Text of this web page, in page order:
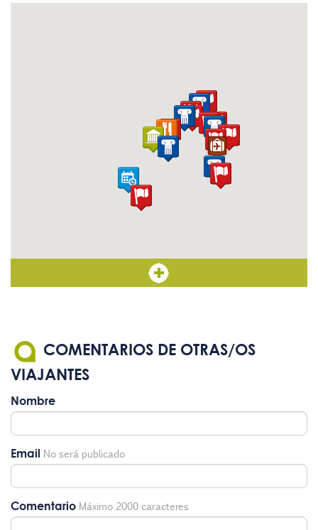
COMENTARIOS DE OTRAS/OS
VIAJANTES
Nombre
Email No será publicado
Comentario Máximo 2000 caracteres